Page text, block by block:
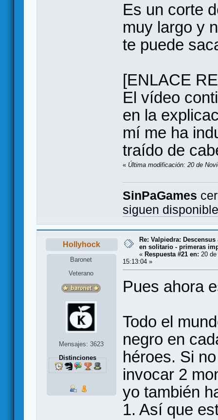
Es un corte
muy largo y
te puede
[ENLACE
El vídeo
en la
mí me ha
traído de
« Última modificación: 20 de
SinPaGames
siguen
Hollyhock
Baronet
Veterano
Mensajes: 3623
Distinciones
Re: Valpiedra: Descensus
en solitario - primeras
« Respuesta #21 en: 20
15:13:04 »
Pues ahora
Todo el
negro en
héroes. Si
invocar 2
yo también
1. Así que